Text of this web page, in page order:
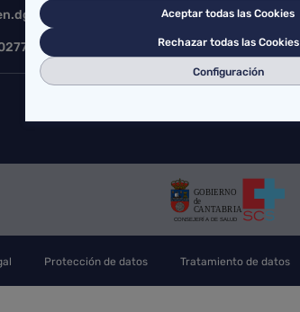
Protección de datos Tratamiento de datos
Aceptar todas las Cookies
Rechazar todas las Cookies
Configuración